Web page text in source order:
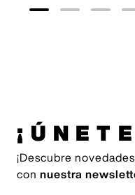
¡Descubre
con nuestra